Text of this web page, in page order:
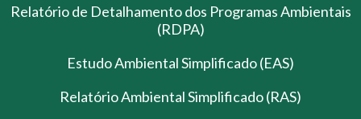
Relatório de Detalhamento dos Programas Ambientais
(RDPA)
Estudo Ambiental Simplificado (EAS)
Relatório Ambiental Simplificado (RAS)